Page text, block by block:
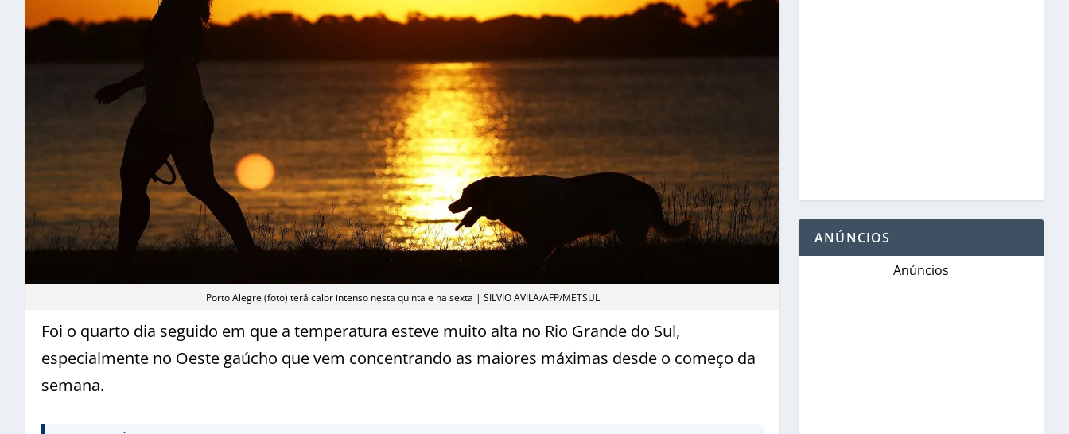
Porto Alegre (foto) terá calor intenso nesta quinta e na sexta | SILVIO AVILA/AFP/METSUL
Foi o quarto dia seguido em que a temperatura esteve muito alta no Rio Grande do Sul,
especialmente no Oeste gaúcho que vem concentrando as maiores máximas desde o começo da
semana.
ANÚNCIOS
Anúncios